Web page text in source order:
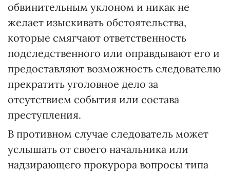
обвинительным уклоном и никак не
желает изыскивать обстоятельства,
которые смягчают ответственность
подследственного или оправдывают его и
предоставляют возможность следователю
прекратить уголовное дело за
отсутствием события или состава
преступления.
В противном случае следователь может
услышать от своего начальника или
надзирающего прокурора вопросы типа